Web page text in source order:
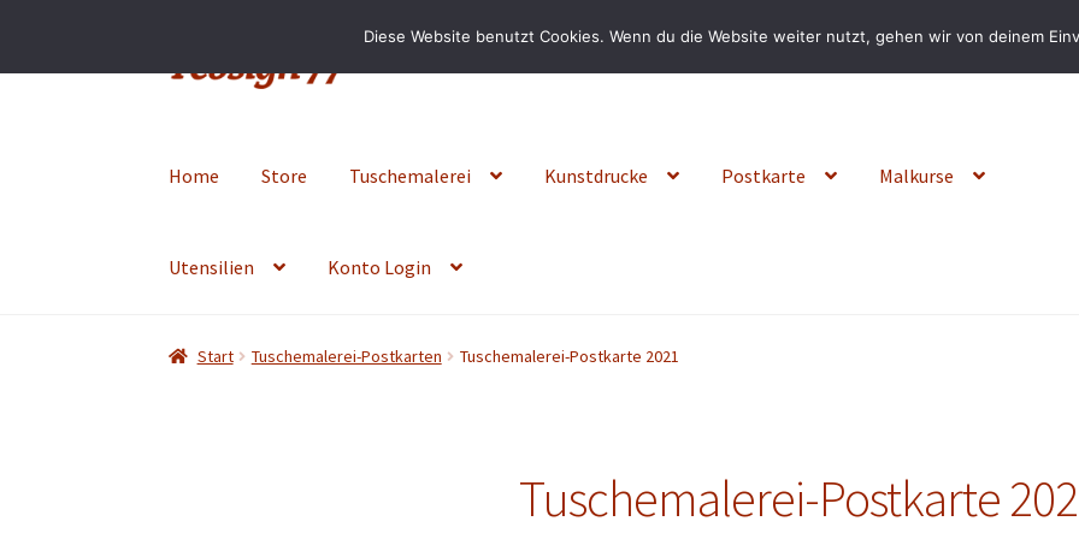
Navigation
Home Store Tuschemalerei Kunstdrucke Postkarte Malkurse
Utensilien Konto Login
Start Tuschemalerei-Postkarten Tuschemalerei-Postkarte 2021
Tuschemalerei-Postkarte
Diese Website benutzt Cookies. Wenn du die Website weiter nutzt, gehen wir von deinem